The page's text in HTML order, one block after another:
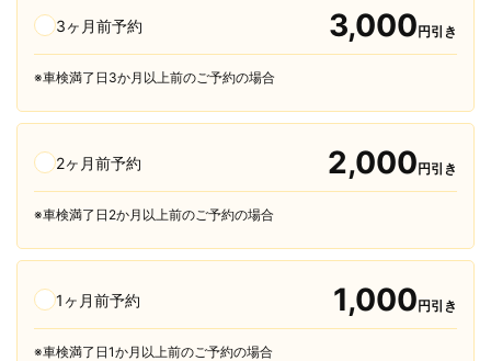
3ヶ月前予約 3,000円引き
※車検満了日3か月以上前のご予約の場合
2ヶ月前予約 2,000円引き
※車検満了日2か月以上前のご予約の場合
1ヶ月前予約 1,000円引き
※車検満了日1か月以上前のご予約の場合